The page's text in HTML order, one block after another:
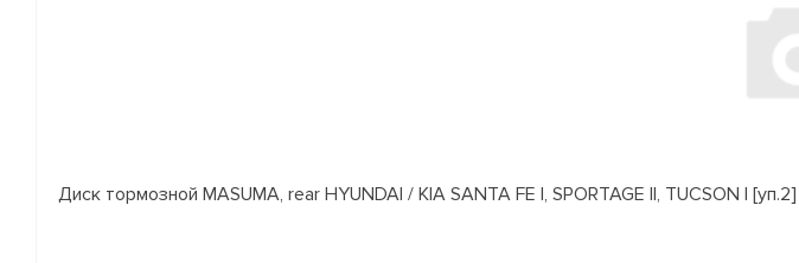
Диск тормозной MASUMA, rear HYUNDAI / KIA SANTA FE I, SPORTAGE II, TUCSON I [уп.2]